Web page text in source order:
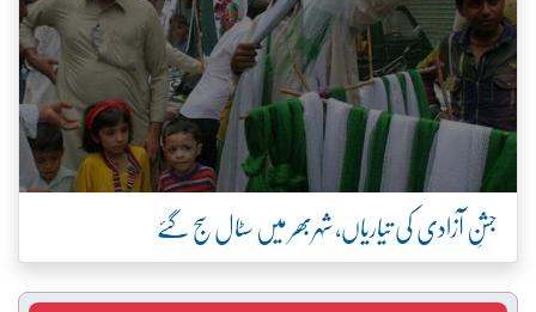
جشنِ آزادی کی تیاریاں، شہربھر میں سٹال سج گئے